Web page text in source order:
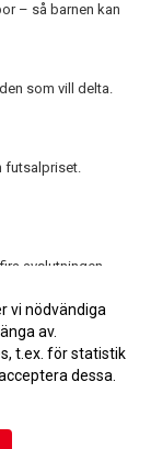
– så barnen kan
som vill delta.
futsalpriset.
avslutningen
vi nödvändiga
av.
t.ex. för statistik
dessa.